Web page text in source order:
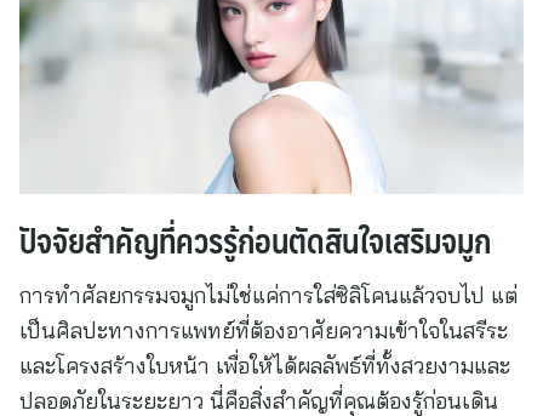
ปัจจัยสำคัญที่ควรรู้ก่อนตัดสินใจเสริมจมูก
การทำศัลยกรรมจมูกไม่ใช่แค่การใส่ซิลิโคนแล้วจบไป แต่
เป็นศิลปะทางการแพทย์ที่ต้องอาศัยความเข้าใจในสรีระ
และโครงสร้างใบหน้า เพื่อให้ได้ผลลัพธ์ที่ทั้งสวยงามและ
ปลอดภัยในระยะยาว นี่คือสิ่งสำคัญที่คุณต้องรู้ก่อนเดิน